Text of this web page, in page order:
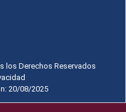
los Derechos Reservados
20/08/2025